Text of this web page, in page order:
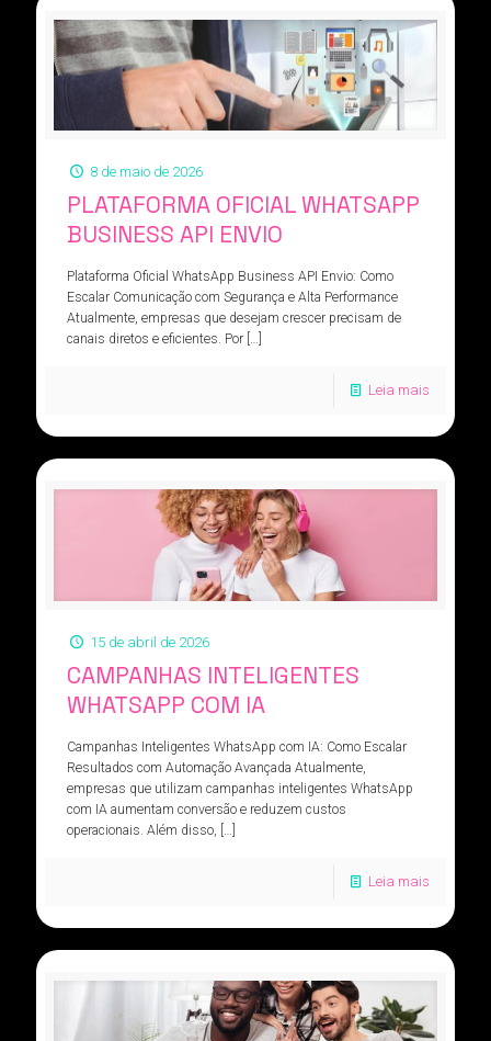
8 de maio de 2026
PLATAFORMA OFICIAL WHATSAPP
BUSINESS API ENVIO
Plataforma Oficial WhatsApp Business API Envio: Como
Escalar Comunicação com Segurança e Alta Performance
Atualmente, empresas que desejam crescer precisam de
canais diretos e eficientes. Por[…]
Leia mais
15 de abril de 2026
CAMPANHAS INTELIGENTES
WHATSAPP COM IA
Campanhas Inteligentes WhatsApp com IA: Como Escalar
Resultados com Automação Avançada Atualmente,
empresas que utilizam campanhas inteligentes WhatsApp
com IA aumentam conversão e reduzem custos
operacionais. Além disso, […]
Leia mais